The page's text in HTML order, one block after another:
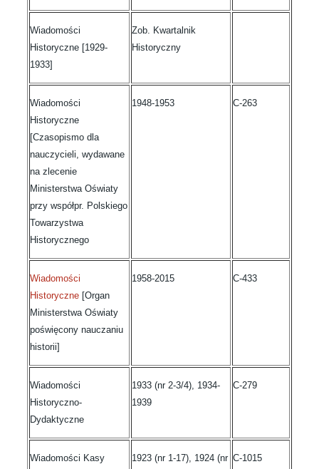
Wiadomości
Historyczne [1929-
1933]
Zob. Kwartalnik
Historyczny
Wiadomości
Historyczne
[Czasopismo dla
nauczycieli, wydawane
na zlecenie
Ministerstwa Oświaty
przy współpr. Polskiego
Towarzystwa
Historycznego
1948-1953 C-263
Wiadomości
Historyczne [Organ
Ministerstwa Oświaty
poświęcony nauczaniu
historii]
1958-2015 C-433
Wiadomości
Historyczno-
Dydaktyczne
1933 (nr 2-3/4), 1934-
1939
C-279
Wiadomości Kasy
1923 (nr 1-17), 1924 (nr C-1015